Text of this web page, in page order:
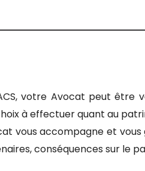
votre Avocat peut
à effectuer quant au
vous accompagne et
conséquences sur le